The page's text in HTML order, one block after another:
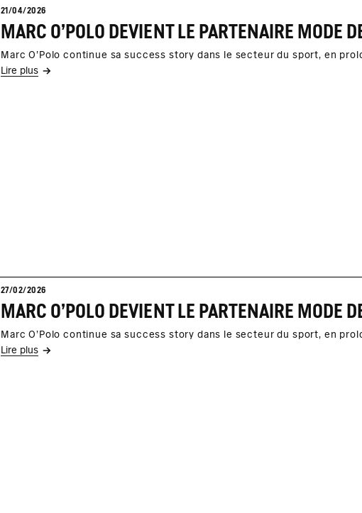
21/04/2026
MARC O'POLO DEVIENT LE PARTENAIRE MODE
Marc O'Polo continue sa success story dans le secteur du sport, en
Lire plus
27/02/2026
MARC O'POLO DEVIENT LE PARTENAIRE MODE
Marc O'Polo continue sa success story dans le secteur du sport, en
Lire plus